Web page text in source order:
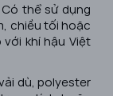
thể sử dụng
chiều tối hoặc
khí hậu Việt
dù, polyester